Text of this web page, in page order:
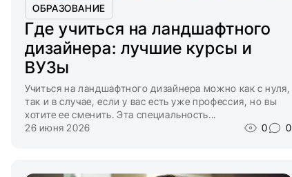
ОБРАЗОВАНИЕ
Где учиться на ландшафтного
дизайнера: лучшие курсы и
ВУЗы
Учиться на ландшафтного дизайнера можно как с нуля,
так и в случае, если у вас есть уже профессия, но вы
хотите ее сменить. Эта специальность...
26 июня 2026
0 0